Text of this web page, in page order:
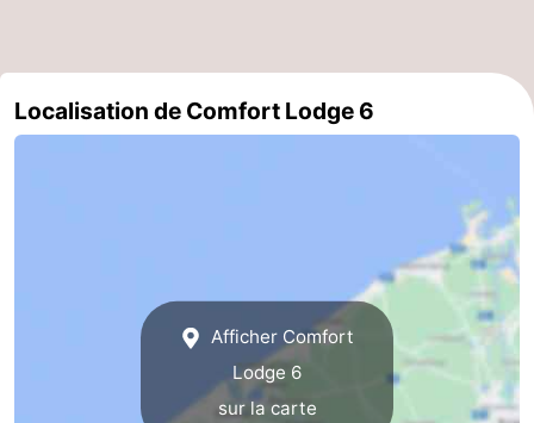
La
Panne
-
Nature
Météo
Localisation de Comfort Lodge 6
Afficher Comfort
Lodge 6
sur la carte